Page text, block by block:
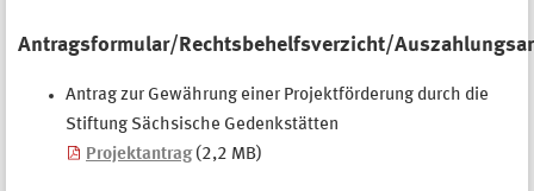
Antragsformular/Rechtsbehelfsverzicht/
Antrag zur Gewährung einer Projektförderung durch die
Stiftung Sächsische Gedenkstätten
Projektantrag(2,2 MB)